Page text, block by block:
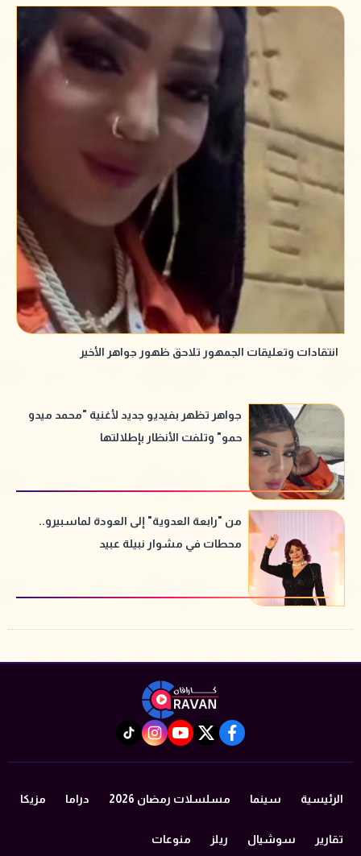
انتقادات وتعليقات الجمهور تلاحق ظهور جواهر الأخير
جواهر تظهر بفيديو جديد لأغنية "محمد ميدو
حمو" وتلفت الأنظار بإطلالتها
من "رابعة العدوية" إلى العودة لماسبيرو..
محطات في مشوار نبيلة عبيد
facebook
twitter
youtube
instagram
tiktok
الرئيسية سينما مسلسلات رمضان 2026 دراما مزيكا
تقارير سوشيال ريلز منوعات